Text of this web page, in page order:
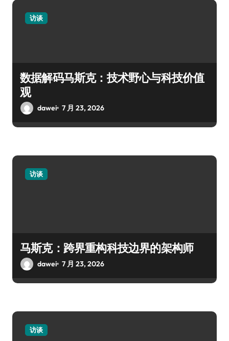
访谈
数据解码马斯克：技术野心与科技价值
观
dawei 7 月 23, 2026
访谈
马斯克：跨界重构科技边界的架构师
dawei 7 月 23, 2026
访谈